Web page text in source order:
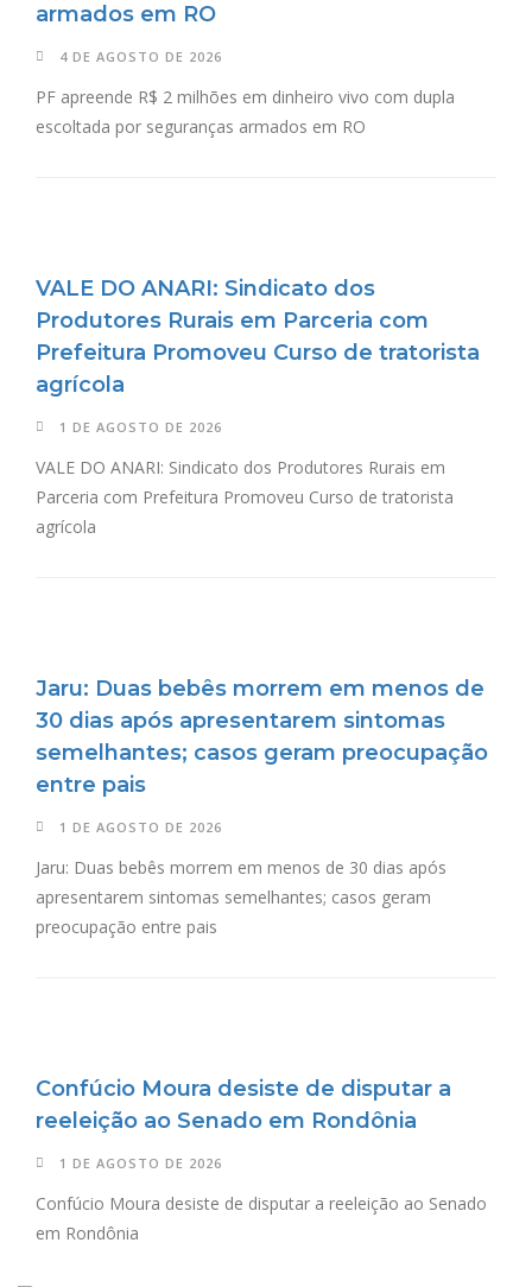
armados em RO
4 DE AGOSTO DE 2026
PF apreende R$ 2 milhões em dinheiro vivo com dupla
escoltada por seguranças armados em RO
VALE DO ANARI: Sindicato dos
Produtores Rurais em Parceria com
Prefeitura Promoveu Curso de tratorista
agrícola
1 DE AGOSTO DE 2026
VALE DO ANARI: Sindicato dos Produtores Rurais em
Parceria com Prefeitura Promoveu Curso de tratorista
agrícola
Jaru: Duas bebês morrem em menos de
30 dias após apresentarem sintomas
semelhantes; casos geram preocupação
entre pais
1 DE AGOSTO DE 2026
Jaru: Duas bebês morrem em menos de 30 dias após
apresentarem sintomas semelhantes; casos geram
preocupação entre pais
Confúcio Moura desiste de disputar a
reeleição ao Senado em Rondônia
1 DE AGOSTO DE 2026
Confúcio Moura desiste de disputar a reeleição ao Senado
em Rondônia